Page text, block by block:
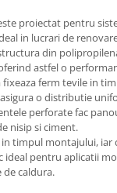
proiectat pentru
in lucrari de
din
astfel o
ferm tevile in
o distributie
perforate fac
nisip si ciment.
timpul montajului, iar
ideal pentru aplicatii
de caldura.